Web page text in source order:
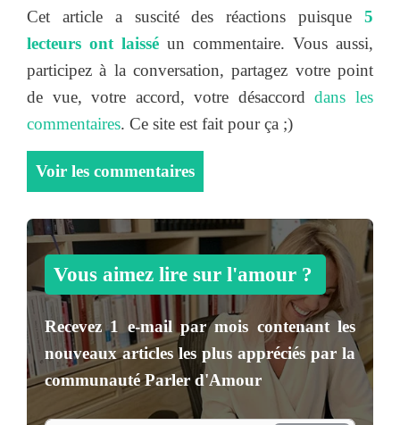
Cet article a suscité des réactions puisque 5
lecteurs ont laissé un commentaire. Vous aussi,
participez à la conversation, partagez votre point
de vue, votre accord, votre désaccorddans les
commentaires. Ce site est fait pour ça ;)
Voir les commentaires
Vous aimez lire sur l'amour ?
Recevez1 e-mail par mois contenant les
nouveaux articles les plus appréciés par la
communautéParler d'Amour